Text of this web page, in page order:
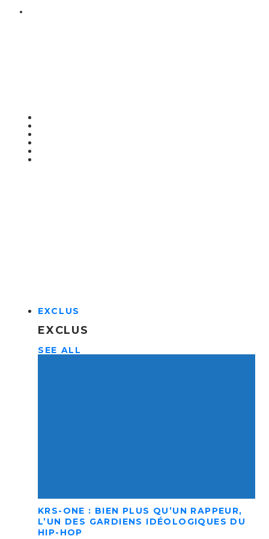
EXCLUS
EXCLUS
SEE ALL
KRS-ONE : BIEN PLUS QU’UN RAPPEUR,
L’UN DES GARDIENS IDÉOLOGIQUES DU
HIP-HOP